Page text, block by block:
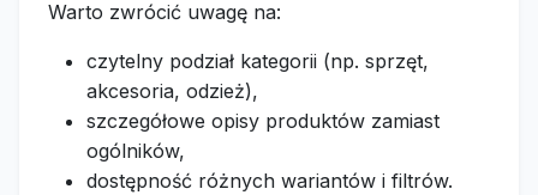
Warto zwrócić uwagę na:
czytelny podział kategorii (np. sprzęt,
akcesoria, odzież),
szczegółowe opisy produktów zamiast
ogólników,
dostępność różnych wariantów i filtrów.